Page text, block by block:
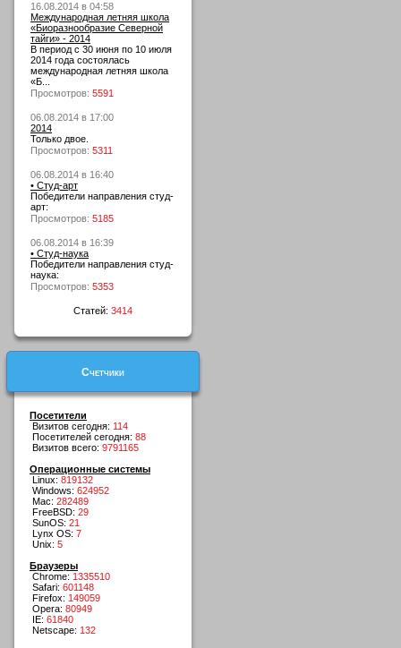
16.08.2014 в 04:58
Международная летняя школа
«Биоразнообразие Северной
тайги» - 2014
В период с 30 июня по 10 июля
2014 года состоялась
международная летняя школа
«Б...
Просмотров: 5591
06.08.2014 в 17:00
2014
Только двое.
Просмотров: 5311
06.08.2014 в 16:40
• Студ-арт
Победители направления студ-
арт:
Просмотров: 5185
06.08.2014 в 16:39
• Студ-наука
Победители направления студ-
наука:
Просмотров: 5353
Статей: 3414
Счетчики
Посетители
Визитов сегодня: 114
Посетителей сегодня: 88
Визитов всего: 9791165
Операционные системы
Linux: 819132
Windows: 624952
Mac: 282489
FreeBSD: 29
SunOS: 21
Lynx OS: 7
Unix: 5
Браузеры
Chrome: 1335510
Safari: 601148
Firefox: 149059
Opera: 80949
IE: 61840
Netscape: 132